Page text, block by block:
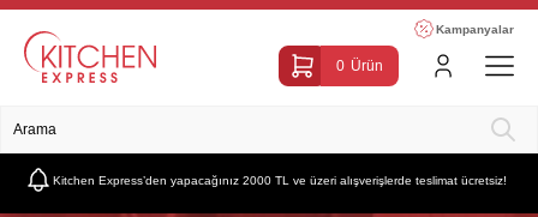
Kampanyalar
0 Ürün
Kitchen Express’den yapacağınız 2000 TL ve üzeri alışverişlerde teslimat ücretsiz!